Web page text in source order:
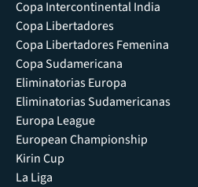
Copa Intercontinental India
Copa Libertadores
Copa Libertadores Femenina
Copa Sudamericana
Eliminatorias Europa
Eliminatorias Sudamericanas
Europa League
European Championship
Kirin Cup
La Liga